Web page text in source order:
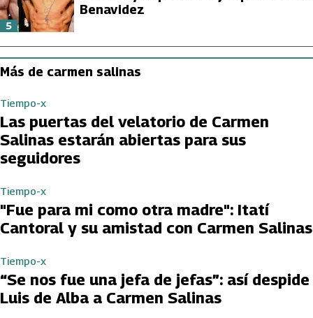
Benavidez
5
Más de carmen salinas
Tiempo-x
Las puertas del velatorio de Carmen
Salinas estarán abiertas para sus
seguidores
Tiempo-x
"Fue para mi como otra madre": Itatí
Cantoral y su amistad con Carmen Salinas
Tiempo-x
“Se nos fue una jefa de jefas”: así despide
Luis de Alba a Carmen Salinas